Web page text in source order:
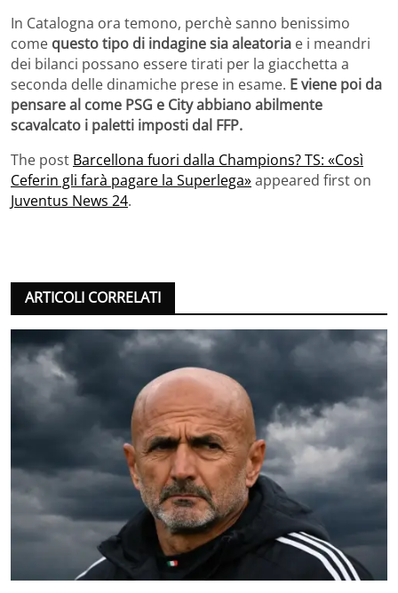
In Catalogna ora temono, perchè sanno benissimo
come questo tipo di indagine sia aleatoria e i meandri
dei bilanci possano essere tirati per la giacchetta a
seconda delle dinamiche prese in esame. E viene poi da
pensare al come PSG e City abbiano abilmente
scavalcato i paletti imposti dal FFP.
The post Barcellona fuori dalla Champions? TS: «Così
Ceferin gli farà pagare la Superlega»appeared first on
Juventus News 24.
ARTICOLI CORRELATI